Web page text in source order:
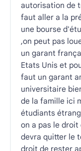
autorisation de
faut aller a la
une bourse
,on peut pas
un garant
Etats Unis et
faut un garant
universitaire
de la famille ici
étudiants
on a pas le
devra quitter le
droit de rester